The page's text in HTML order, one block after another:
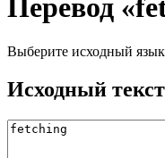
Перевод
Выберите исходный язык
Исходный текст